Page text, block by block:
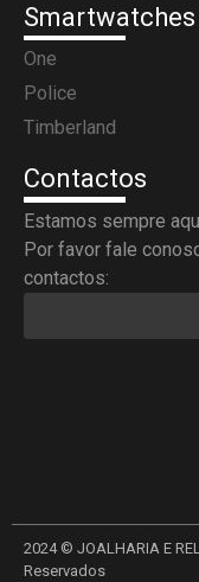
Smartwatches
One
Police
Timberland
Contactos
Estamos sempre
Por favor fale
contactos:
2024 © JOALHARIA E
Reservados